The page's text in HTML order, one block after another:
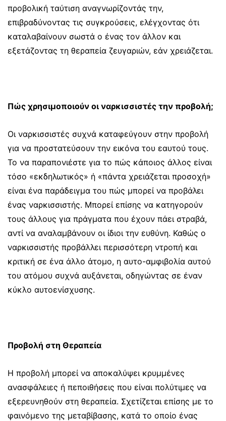
προβολική ταύτιση αναγνωρίζοντάς την,
επιβραδύνοντας τις συγκρούσεις, ελέγχοντας ότι
καταλαβαίνουν σωστά ο ένας τον άλλον και
εξετάζοντας τη θεραπεία ζευγαριών, εάν χρειάζεται.
Πώς χρησιμοποιούν οι ναρκισσιστές την προβολή;
Οι ναρκισσιστές συχνά καταφεύγουν στην προβολή
για να προστατεύσουν την εικόνα του εαυτού τους.
Το να παραπονιέστε για το πώς κάποιος άλλος είναι
τόσο «εκδηλωτικός» ή «πάντα χρειάζεται προσοχή»
είναι ένα παράδειγμα του πώς μπορεί να προβάλει
ένας ναρκισσιστής. Μπορεί επίσης να κατηγορούν
τους άλλους για πράγματα που έχουν πάει στραβά,
αντί να αναλαμβάνουν οι ίδιοι την ευθύνη. Καθώς ο
ναρκισσιστής προβάλλει περισσότερη ντροπή και
κριτική σε ένα άλλο άτομο, η αυτο-αμφιβολία αυτού
του ατόμου συχνά αυξάνεται, οδηγώντας σε έναν
κύκλο αυτοενίσχυσης.
Προβολή στη Θεραπεία
Η προβολή μπορεί να αποκαλύψει κρυμμένες
ανασφάλειες ή πεποιθήσεις που είναι πολύτιμες να
εξερευνηθούν στη θεραπεία. Σχετίζεται επίσης με το
φαινόμενο της μεταβίβασης, κατά το οποίο ένας